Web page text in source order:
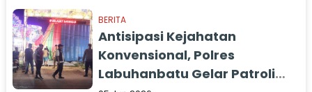
BERITA
Antisipasi Kejahatan
Konvensional, Polres
Labuhanbatu Gelar Patroli